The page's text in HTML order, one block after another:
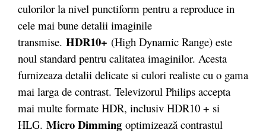
culorilor la nivel punctiform pentru a reproduce in
cele mai bune detalii imaginile
transmise. HDR10+ (High Dynamic Range) este
noul standard pentru calitatea imaginilor. Acesta
furnizeaza detalii delicate si culori realiste cu o gama
mai larga de contrast. Televizorul Philips accepta
mai multe formate HDR, inclusiv HDR10 + si
HLG. Micro Dimming optimizează contrastul